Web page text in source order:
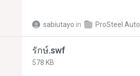
sabiutayo in
รักษ์.swf
578 KB